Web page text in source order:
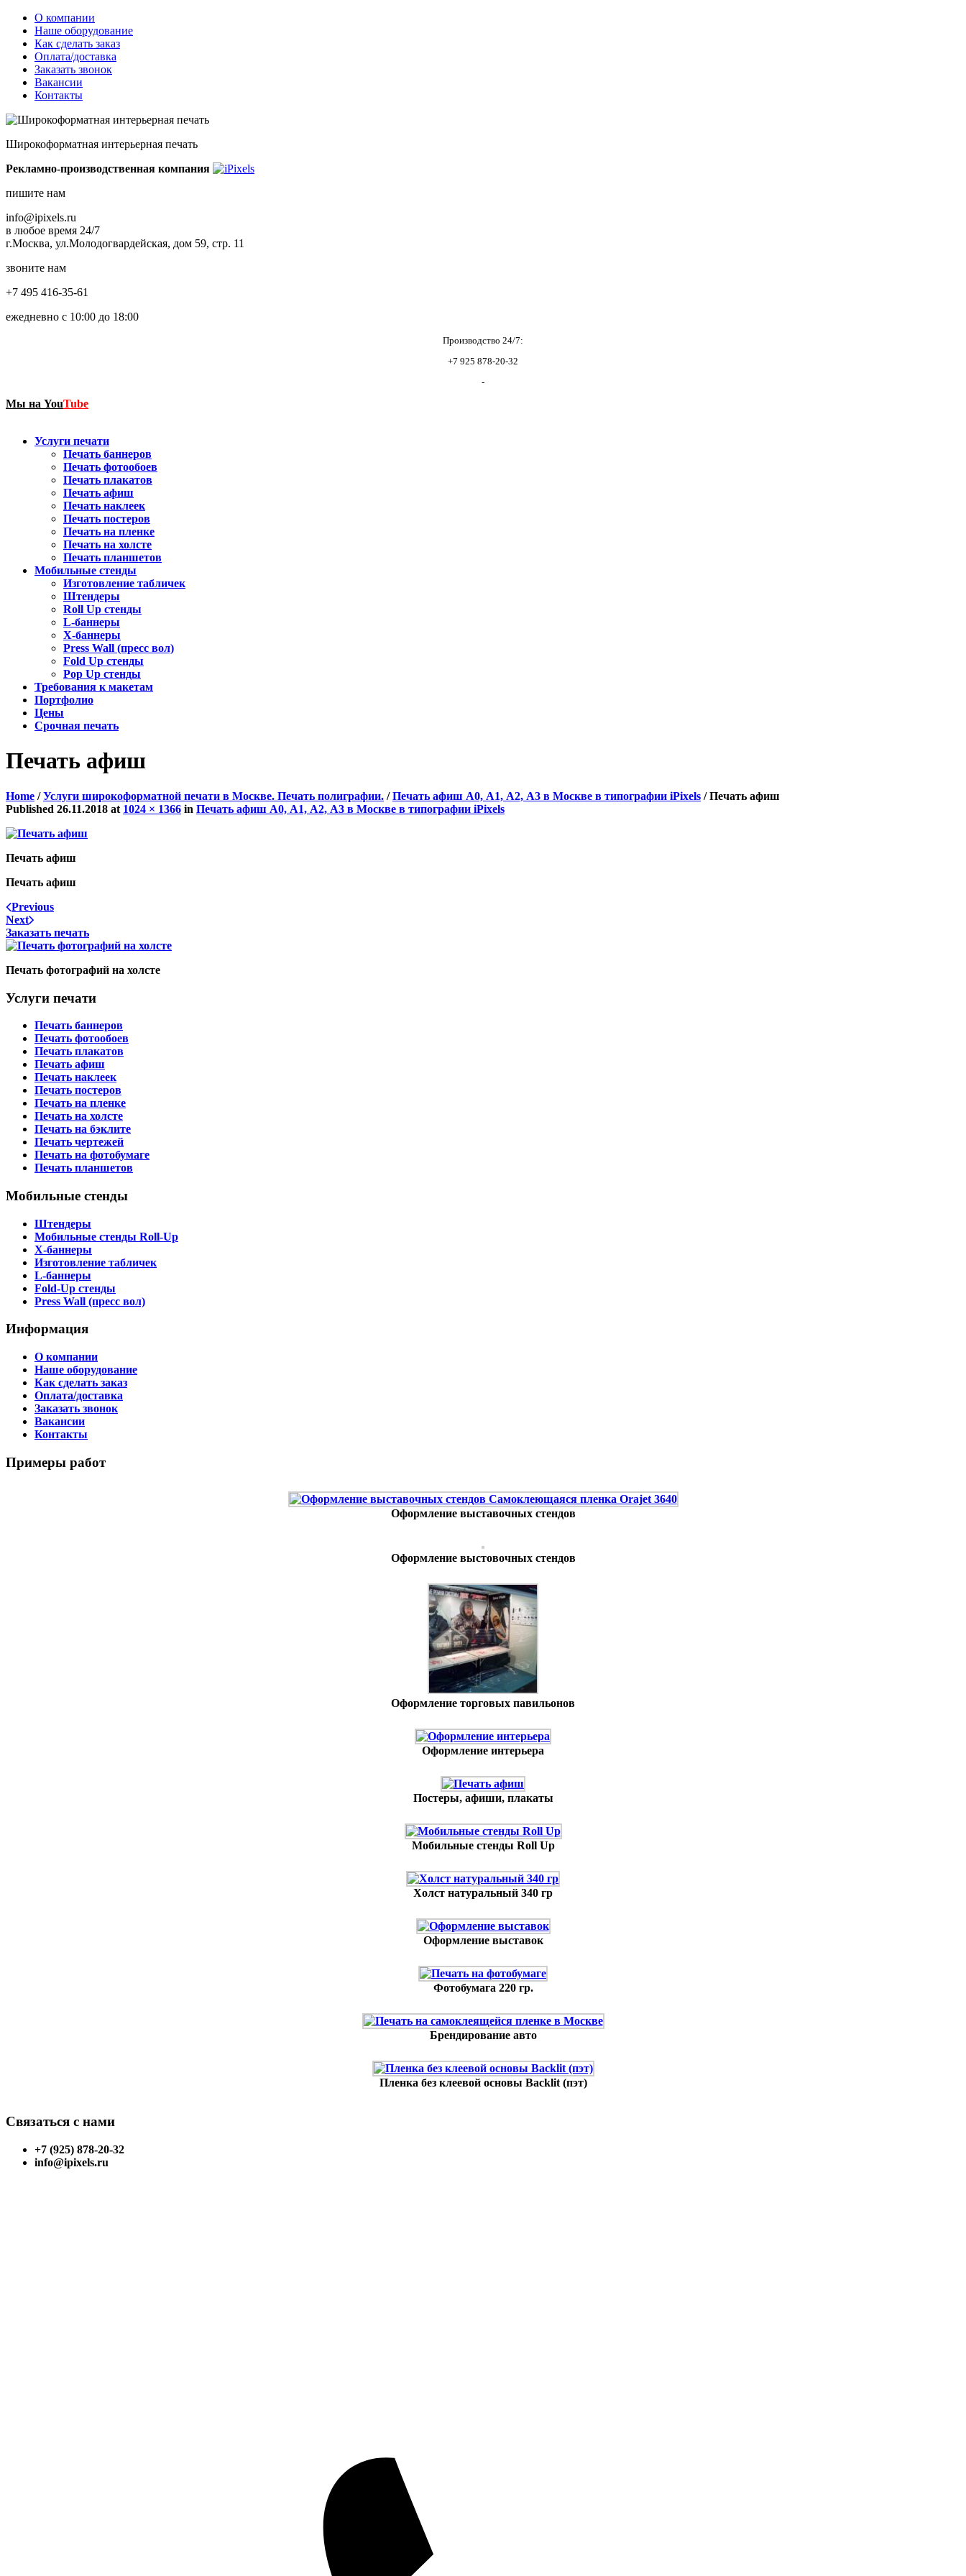
О компании
Наше оборудование
Как сделать заказ
Оплата/доставка
Заказать звонок
Вакансии
Контакты
Широкоформатная интерьерная печать
Рекламно-производственная компания
пишите нам
info@ipixels.ru
в любое время 24/7
г.Москва, ул.Молодогвардейская, дом 59, стр. 11
звоните нам
+7 495 416-35-61
ежедневно с 10:00 до 18:00
Производство 24/7:
+7 925 878-20-32
-
Мы на YouTube
Услуги печати
Печать баннеров
Печать фотообоев
Печать плакатов
Печать афиш
Печать наклеек
Печать постеров
Печать на пленке
Печать на холсте
Печать планшетов
Мобильные стенды
Изготовление табличек
Штендеры
Roll Up стенды
L-баннеры
X-баннеры
Press Wall (пресс вол)
Fold Up стенды
Pop Up стенды
Требования к макетам
Портфолио
Цены
Срочная печать
Печать афиш
Home /Услуги широкоформатной печати в Москве. Печать полиграфии. /Печать афиш А0, А1, А2, А3 в Москве в типографии iPixels /Печать афиш
Published 26.11.2018 at 1024 × 1366 in Печать афиш А0, А1, А2, А3 в Москве в типографии iPixels
Печать афиш
Печать афиш
Previous
Next
Заказать печать
Печать фотографий на холсте
Услуги печати
Печать баннеров
Печать фотообоев
Печать плакатов
Печать афиш
Печать наклеек
Печать постеров
Печать на пленке
Печать на холсте
Печать на бэклите
Печать чертежей
Печать на фотобумаге
Печать планшетов
Мобильные стенды
Штендеры
Мобильные стенды Roll-Up
X-баннеры
Изготовление табличек
L-баннеры
Fold-Up стенды
Press Wall (пресс вол)
Информация
О компании
Наше оборудование
Как сделать заказ
Оплата/доставка
Заказать звонок
Вакансии
Контакты
Примеры работ
Оформление выставочных стендов
Оформление выстовочных стендов
Оформление торговых павильонов
Оформление интерьера
Постеры, афиши, плакаты
Мобильные стенды Roll Up
Холст натуральный 340 гр
Оформление выставок
Фотобумага 220 гр.
Брендирование авто
Пленка без клеевой основы Backlit (пэт)
Связаться с нами
+7 (925) 878-20-32
info@ipixels.ru